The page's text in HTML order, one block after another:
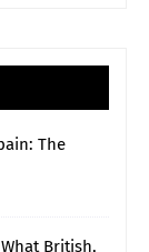
The
British,